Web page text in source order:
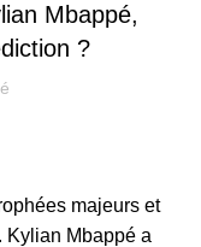
Mbappé,
?
majeurs et
Kylian Mbappé a